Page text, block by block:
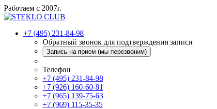
Работаем с 2007г.
+7 (495) 231-84-98
Обратный звонок для подтверждения записи
Запись на прием (мы перезвоним)
Телефон
+7 (495) 231-84-98
+7 (926) 160-60-81
+7 (965) 139-75-63
+7 (969) 115-35-35